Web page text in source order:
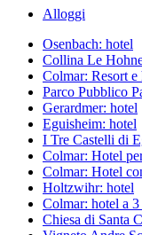
Alloggi
Osenbach: hotel
Collina Le
Colmar: Resort e
Parco Pubblico
Gerardmer: hotel
Eguisheim: hotel
I Tre Castelli di
Colmar: Hotel
Colmar: Hotel
Holtzwihr: hotel
Colmar: hotel a 3
Chiesa di Santa